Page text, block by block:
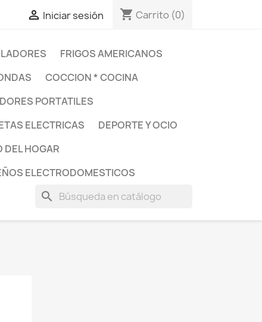
 Iniciar sesión shopping_cart Carrito (0)
FRIGOS AMERICANOS
COCCION * COCINA
PORTATILES
ELECTRICAS
DEPORTE Y OCIO
DEL HOGAR
ELECTRODOMESTICOS
search